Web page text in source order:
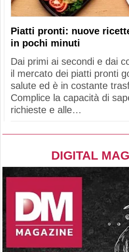
Piatti pronti: nuove
in pochi minuti
Dai primi ai secondi e dai
il mercato dei piatti pronti
salute ed è in costante
Complice la capacità di
richieste e alle…
DIGITAL